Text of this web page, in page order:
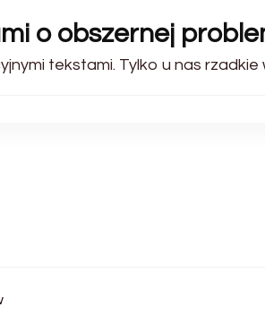
o obszernej
tekstami. Tylko u nas rzadkie